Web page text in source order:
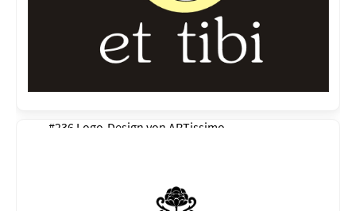
#236 Logo-Design von ARTissimo